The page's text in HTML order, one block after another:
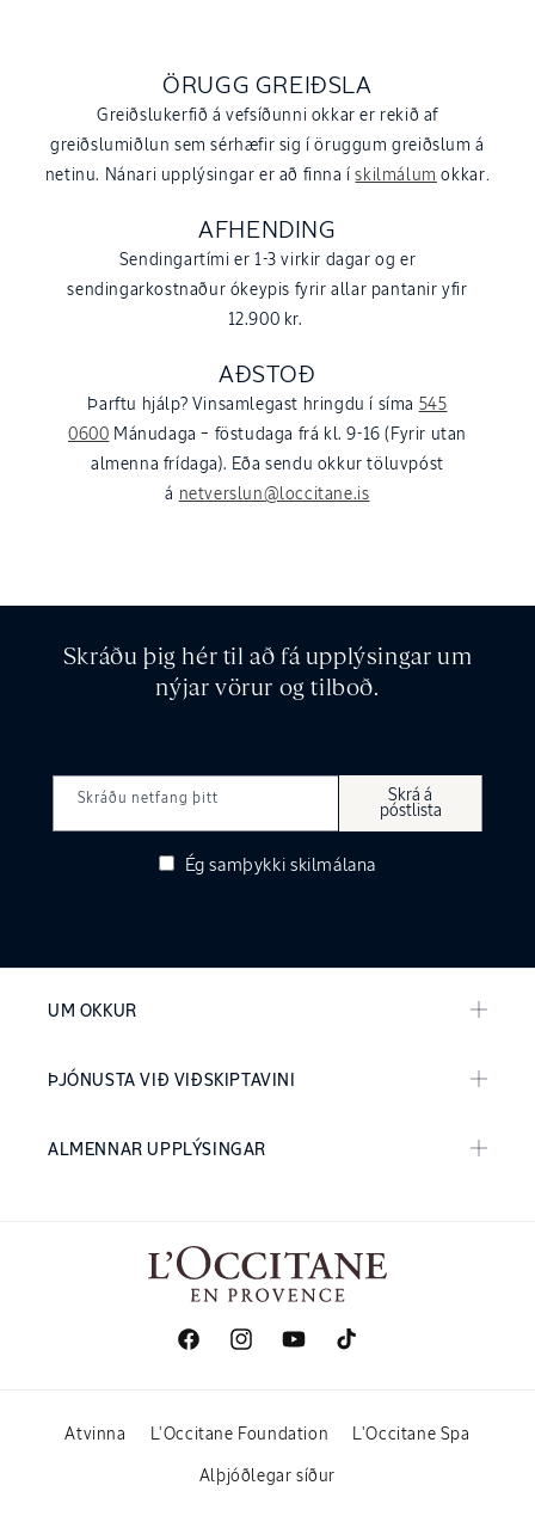
ÖRUGG GREIÐSLA
Greiðslukerfið á vefsíðunni okkar er rekið af
greiðslumiðlun sem sérhæfir sig í öruggum greiðslum á
netinu. Nánari upplýsingar er að finna ískilmálum okkar.
AFHENDING
Sendingartími er 1-3 virkir dagar og er
sendingarkostnaður ókeypis fyrir allar pantanir yfir
12.900 kr.
AÐSTOÐ
Þarftu hjálp? Vinsamlegast hringdu í síma 545
0600 Mánudaga – föstudaga frá kl. 9-16 (Fyrir utan
almenna frídaga). Eða sendu okkur töluvpóst
á netverslun@loccitane.is
Skráðu þig hér til að fá upplýsingar um
nýjar vörur og tilboð.
Skráðu netfang þitt
Skrá á
póstlista
Ég samþykki skilmálana
UM OKKUR
ÞJÓNUSTA VIÐ VIÐSKIPTAVINI
ALMENNAR UPPLÝSINGAR
FacebookInstagramYouTubeTikTok
Atvinna L'Occitane Foundation L'Occitane Spa
Alþjóðlegar síður